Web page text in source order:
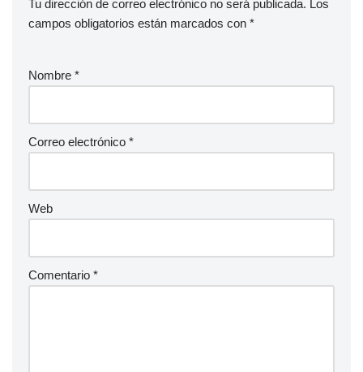
Tu dirección de correo electrónico no será publicada. Los
campos obligatorios están marcados con *
Nombre *
Correo electrónico *
Web
Comentario *